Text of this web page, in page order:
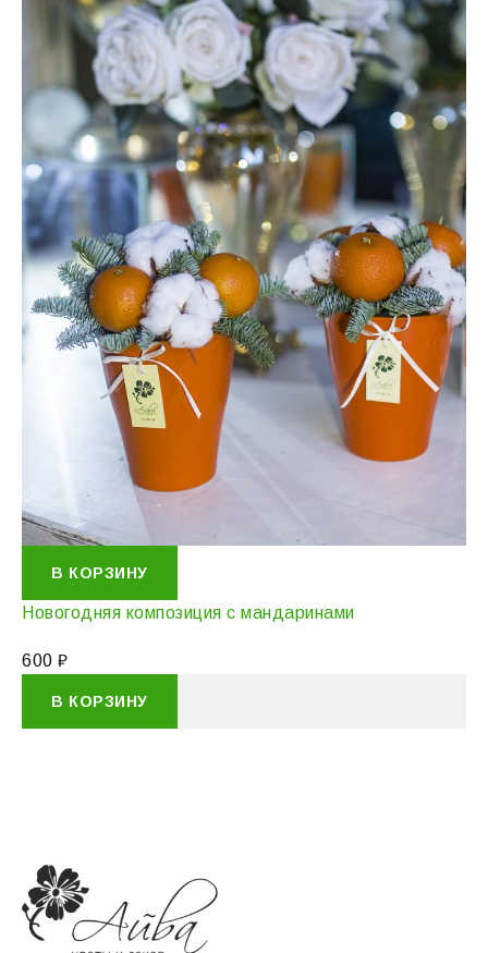
В КОРЗИНУ
Новогодняя композиция с мандаринами
600 ₽
В КОРЗИНУ